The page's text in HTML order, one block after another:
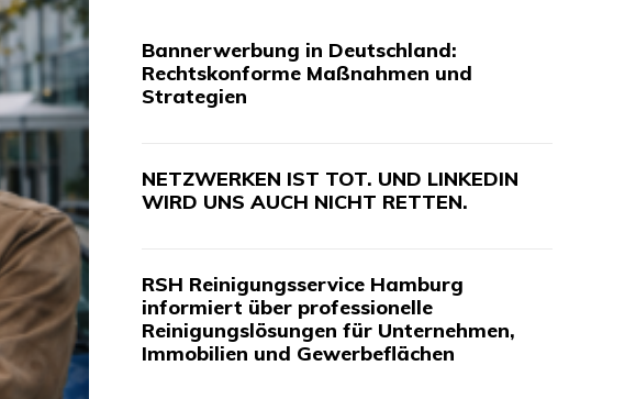
Bannerwerbung in Deutschland:
Rechtskonforme Maßnahmen und
Strategien
NETZWERKEN IST TOT. UND LINKEDIN
WIRD UNS AUCH NICHT RETTEN.
RSH Reinigungsservice Hamburg
informiert über professionelle
Reinigungslösungen für Unternehmen,
Immobilien und Gewerbeflächen